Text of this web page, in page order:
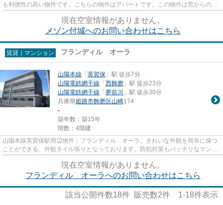
も利便性の高い物件です。こちらの物件はアパートです。この物件は窓からの陽
当りも良い、快適な環境の整...
現在空室情報がありません。
メゾン付城へのお問い合わせはこちら
賃貸｜マンション フランディル オーラ
山陽本線 「英賀保 」駅 徒歩7分
山陽電鉄網干線 「西飾磨 」駅 徒歩23分
山陽電鉄網干線 「夢前川
」駅 徒歩30分
兵庫県姫路市飾磨区山崎174
-
築年数：築15年
階数：4階建
山陽本線英賀保駅周辺物件：フランディル オーラ。きれいな外観を簡単に保つ
ことができる、外観タイル張りとなっております。防犯対策もバッチリなマンシ
ョンタイプの物件です。初期...
現在空室情報がありません。
フランディル オーラへのお問い合わせはこちら
該当公開件数18件 販売数2件 1-18件表示